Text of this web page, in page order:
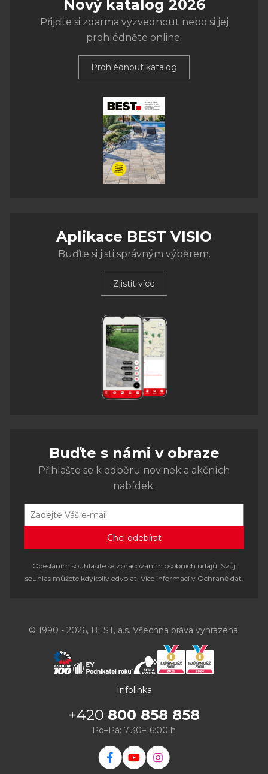
Nový katalog 2026
Přijďte si zdarma vyzvednout nebo si jej
prohlédněte online.
Prohlédnout katalog
Aplikace BEST VISIO
Buďte si jisti správným výběrem.
Zjistit více
Buďte s námi v obraze
Přihlašte se k odběru novinek a akčních
nabídek.
Odesláním souhlasíte se zpracováním osobních údajů. Svůj
souhlas můžete kdykoliv odvolat. Více informací v Ochraně dat.
© 1990 - 2026, BEST, a.s. Všechna práva vyhrazena.
Infolinka
+420 800 858 858
Po–Pá: 7:30–16:00 h